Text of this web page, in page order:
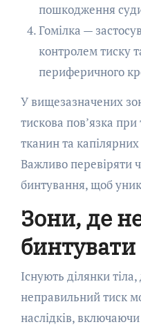
пошкодження
Гомілка —
контролем тиску
периферичного
У вищезазначених
тискова пов’язка
тканин та
Важливо перевіряти
бинтування, щоб
Зони, де
Існують ділянки
неправильний тиск
наслідків,